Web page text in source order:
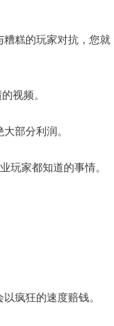
糕的玩家对抗，您就
视频。
部分利润。
玩家都知道的事情。
疯狂的速度赔钱。